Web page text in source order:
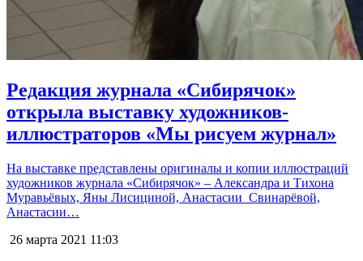
Редакция журнала «Сибирячок»
открыла выставку художников-
иллюстраторов «Мы рисуем журнал»
На выставке представлены оригиналы и копии иллюстраций
художников журнала «Сибирячок» – Александра и Тихона
Муравьёвых, Яны Лисициной, Анастасии Свинарёвой,
Анастасии…
26 марта 2021 11:03